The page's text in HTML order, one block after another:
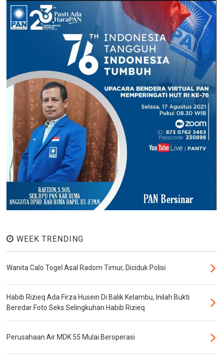
WEEK TRENDING
Wanita Calo Togel Asal Radom Timur, Diciduk Polisi
Habib Rizieq Ada Firza Husein Di Balik Kelambu, Inilah Bukti
Beredar Foto Seks Selingkuhan Habib Rizieq
Perusahaan Air MDK 55 Mulai Beroperasi